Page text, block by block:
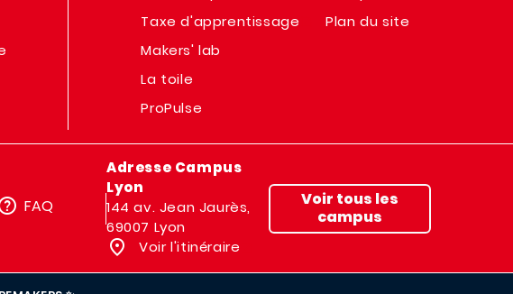
Taxe d'apprentissage
Makers' lab
La toile
ProPulse
Plan du site
FAQ
Adresse Campus
Lyon
144 av. Jean Jaurès,
69007 Lyon
Voir l'itinéraire
Voir tous les
campus